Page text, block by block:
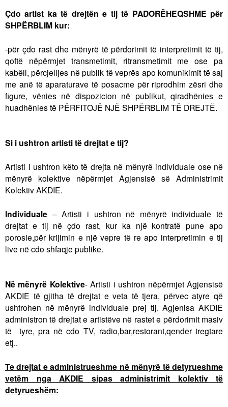
Çdo artist ka të drejtën e tij të PADORËHEQSHME për
SHPËRBLIM kur:
-për çdo rast dhe mënyrë të përdorimit të interpretimit të tij,
qoftë nëpërmjet transmetimit, ritransmetimit me ose pa
kabëll, përcjelljes në publik të veprës apo komunikimit të saj
me anë të aparaturave të posacme për riprodhim zësri dhe
figure, vënies në dispozicion në publikut, qiradhënies e
huadhënies të PËRFITOJË NJË SHPËRBLIM TË DREJTË.
Si i ushtron artisti të drejtat e tij?
Artisti i ushtron këto të drejta në mënyrë individuale ose në
mënyrë kolektive nëpërmjet Agjensisë së Administrimit
Kolektiv AKDIE.
Individuale – Artisti i ushtron në mënyrë individuale të
drejtat e tij në çdo rast, kur ka një kontratë pune apo
porosie,për krijimin e një vepre të re apo interpretimin e tij
live në cdo shfaqje publike.
Në mënyrë Kolektive- Artisti i ushtron nëpërmjet Agjensisë
AKDIE të gjitha të drejtat e veta të tjera, përvec atyre që
ushtrohen në mënyrë individuale prej tij. Agjenisa AKDIE
administron të drejtat e artistëve në rastet e përdorimit masiv
të tyre, pra në cdo TV, radio,bar,restorant,qender tregtare
etj..
Te drejtat e administrueshme në mënyrë të detyrueshme
vetëm nga AKDIE sipas administrimit kolektiv të
detyrueshëm: